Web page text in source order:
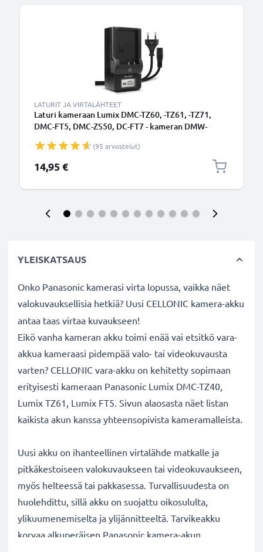
LATURIT JA VIRTALÄHTEET
Laturi kameraan Lumix DMC-TZ60, -TZ61, -TZ71,
DMC-FT5, DMC-ZS50, DC-FT7 - kameran DMW-
(95 arvostelut)
14,95 €
YLEISKATSAUS
Onko Panasonic kamerasi virta lopussa, vaikka näet
valokuvauksellisia hetkiä? Uusi CELLONIC kamera-akku
antaa taas virtaa kuvaukseen!
Eikö vanha kameran akku toimi enää vai etsitkö vara-
akkua kameraasi pidempää valo- tai videokuvausta
varten? CELLONIC vara-akku on kehitetty sopimaan
erityisesti kameraan Panasonic Lumix DMC-TZ40,
Lumix TZ61, Lumix FT5. Sivun alaosasta näet listan
kaikista akun kanssa yhteensopivista kameramalleista.
Uusi akku on ihanteellinen virtalähde matkalle ja
pitkäkestoiseen valokuvaukseen tai videokuvaukseen,
myös helteessä tai pakkasessa. Turvallisuudesta on
huolehdittu, sillä akku on suojattu oikosululta,
ylikuumenemiselta ja ylijännitteeltä. Tarvikeakku
korvaa alkuperäisen Panasonic kamera-akun